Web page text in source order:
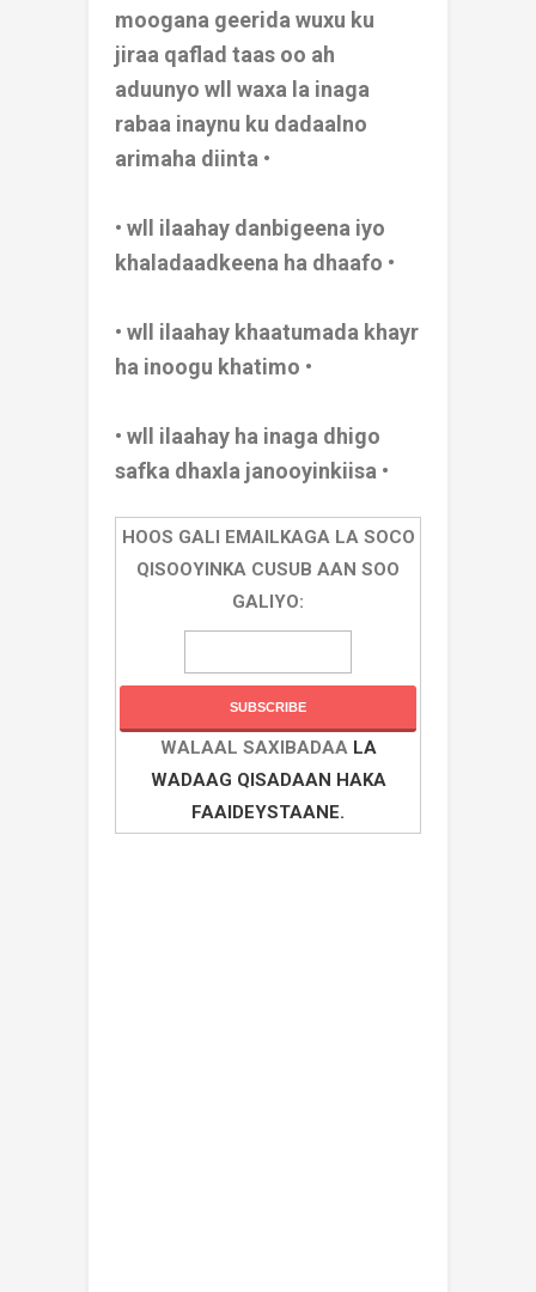
moogana geerida wuxu ku
jiraa qaflad taas oo ah
aduunyo wll waxa la inaga
rabaa inaynu ku dadaalno
arimaha diinta •
• wll ilaahay danbigeena iyo
khaladaadkeena ha dhaafo •
• wll ilaahay khaatumada khayr
ha inoogu khatimo •
• wll ilaahay ha inaga dhigo
safka dhaxla janooyinkiisa •
HOOS GALI EMAILKAGA LA SOCO
QISOOYINKA CUSUB AAN SOO
GALIYO:
WALAAL SAXIBADAA LA
WADAAG QISADAAN HAKA
FAAIDEYSTAANE.